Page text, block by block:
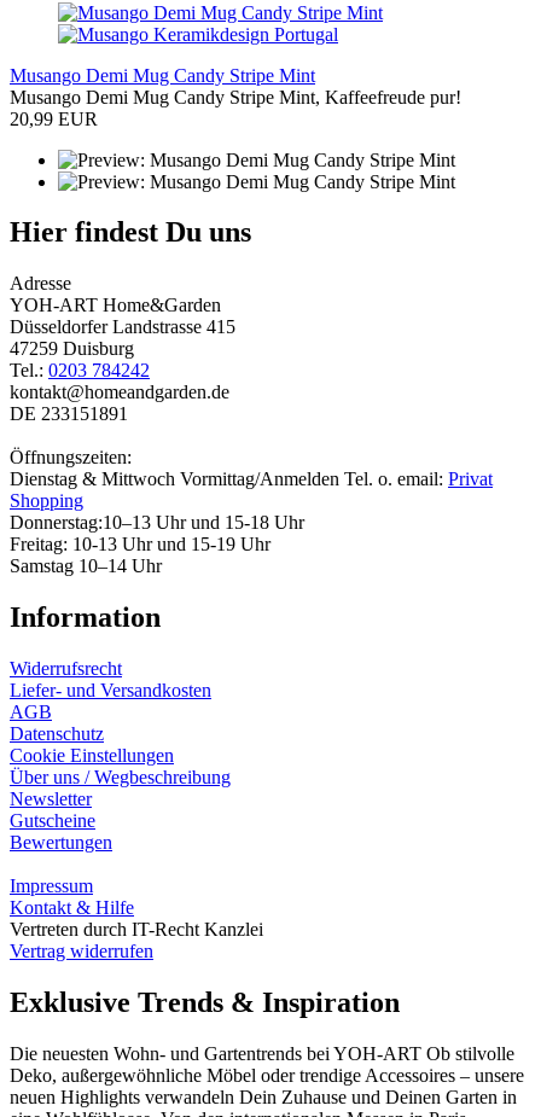
Musango Demi Mug Candy Stripe Mint
Musango Demi Mug Candy Stripe Mint, Kaffeefreude pur!
20,99 EUR
Hier findest Du uns
Adresse
YOH-ART Home&Garden
Düsseldorfer Landstrasse 415
47259 Duisburg
Tel.: 0203 784242
kontakt@homeandgarden.de
DE 233151891
Öffnungszeiten:
Dienstag & Mittwoch Vormittag/Anmelden Tel. o. email: Privat
Shopping
Donnerstag:10–13 Uhr und 15-18 Uhr
Freitag: 10-13 Uhr und 15-19 Uhr
Samstag 10–14 Uhr
Information
Widerrufsrecht
Liefer- und Versandkosten
AGB
Datenschutz
Cookie Einstellungen
Über uns / Wegbeschreibung
Newsletter
Gutscheine
Bewertungen
Impressum
Kontakt & Hilfe
Vertreten durch IT-Recht Kanzlei
Vertrag widerrufen
Exklusive Trends & Inspiration
Die neuesten Wohn- und Gartentrends bei YOH‑ART Ob stilvolle
Deko, außergewöhnliche Möbel oder trendige Accessoires – unsere
neuen Highlights verwandeln Dein Zuhause und Deinen Garten in